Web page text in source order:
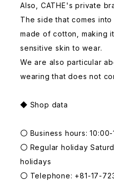
Also, CATHE's private
The side that comes
made of cotton, making
sensitive skin to wear.
We are also particular
wearing that does not
◆ Shop data
〇 Business hours: 10:00-
〇 Regular holiday
holidays
〇 Telephone: +81-17-